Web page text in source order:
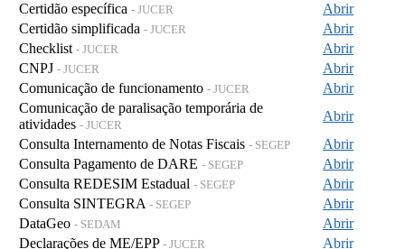
Certidão específica - JUCER
Abrir
Certidão simplificada - JUCER
Abrir
Checklist - JUCER
Abrir
CNPJ - JUCER
Abrir
Comunicação de funcionamento - JUCER
Abrir
Comunicação de paralisação temporária de
atividades - JUCER
Abrir
Consulta Internamento de Notas Fiscais - SEGEP
Abrir
Consulta Pagamento de DARE - SEGEP
Abrir
Consulta REDESIM Estadual - SEGEP
Abrir
Consulta SINTEGRA - SEGEP
Abrir
DataGeo - SEDAM
Abrir
Declarações de ME/EPP - JUCER Abrir